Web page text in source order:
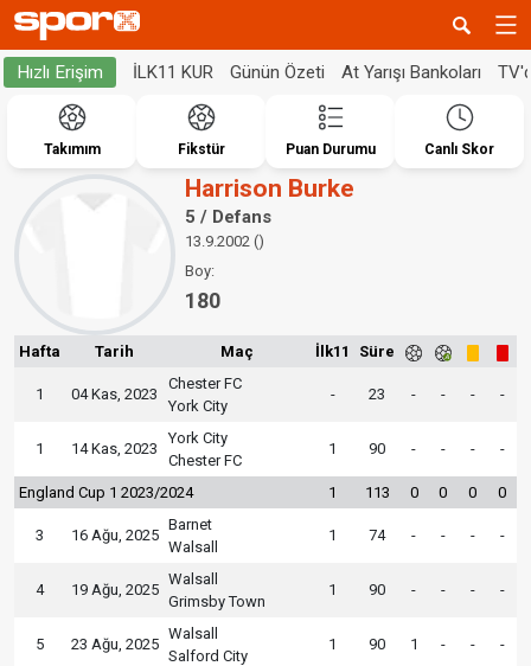
Hızlı Erişim İLK11 KUR Günün Özeti At Yarışı Bankoları
Takımım Fikstür Puan Durumu Canlı Skor
Harrison Burke
5 / Defans
13.9.2002 ()
Boy:
180
Hafta Tarih Maç İlk11 Süre
1 04 Kas, 2023
Chester FC
York City
- 23 - - - -
1 14 Kas, 2023
York City
Chester FC
1 90 - - - -
England Cup 1 2023/2024 1 113 0 0 0 0
3 16 Ağu, 2025
Barnet
Walsall
1 74 - - - -
4 19 Ağu, 2025
Walsall
Grimsby Town
1 90 - - - -
5 23 Ağu, 2025
Walsall
Salford City
1 90 1 - - -